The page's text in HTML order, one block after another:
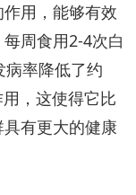
用，能够有效
周食用2-4次白
率降低了约
，这使得它比
有更大的健康